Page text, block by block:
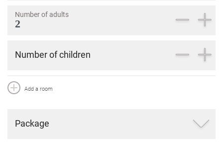
Number of adults
Number of children
Add a room
Package